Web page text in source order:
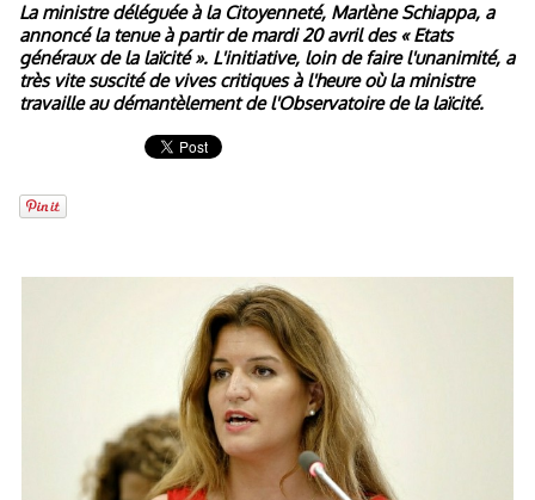
La ministre déléguée à la Citoyenneté, Marlène Schiappa, a
annoncé la tenue à partir de mardi 20 avril des « Etats
généraux de la laïcité ». L'initiative, loin de faire l'unanimité, a
très vite suscité de vives critiques à l'heure où la ministre
travaille au démantèlement de l'Observatoire de la laïcité.